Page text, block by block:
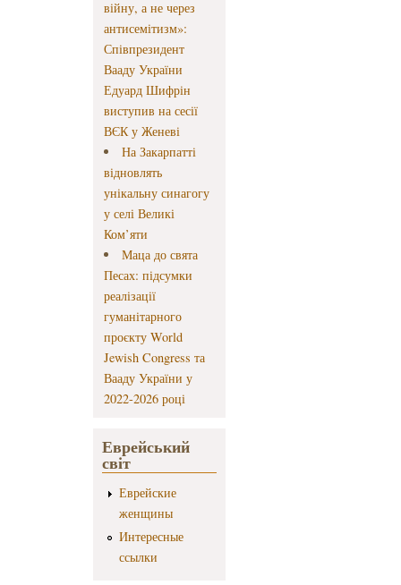
війну, а не через
антисемітизм»:
Співпрезидент
Вааду України
Едуард Шифрін
виступив на сесії
ВЄК у Женеві
На Закарпатті
відновлять
унікальну синагогу
у селі Великі
Ком’яти
Маца до свята
Песах: підсумки
реалізації
гуманітарного
проєкту World
Jewish Congress та
Вааду України у
2022-2026 році
Еврейський
світ
Еврейские
женщины
Интересные
ссылки